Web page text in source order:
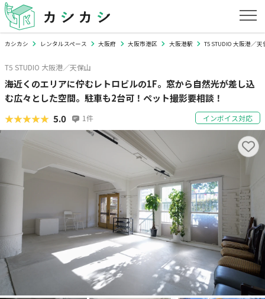
カシカシ レンタルスペース 大阪府 大阪市港区 大阪港駅 T5 STUDIO 大阪港／天
T5 STUDIO 大阪港／天保山
海近くのエリアに佇むレトロビルの1F。窓から自然光が差し込
む広々とした空間。駐車も2台可！ペット撮影要相談！
★★★★★
★★★★★ 5.0 1件 インボイス対応